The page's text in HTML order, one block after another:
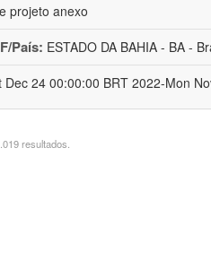
projeto anexo
País: ESTADO DA BAHIA - BA -
Dec 24 00:00:00 BRT 2022-Mon
resultados.